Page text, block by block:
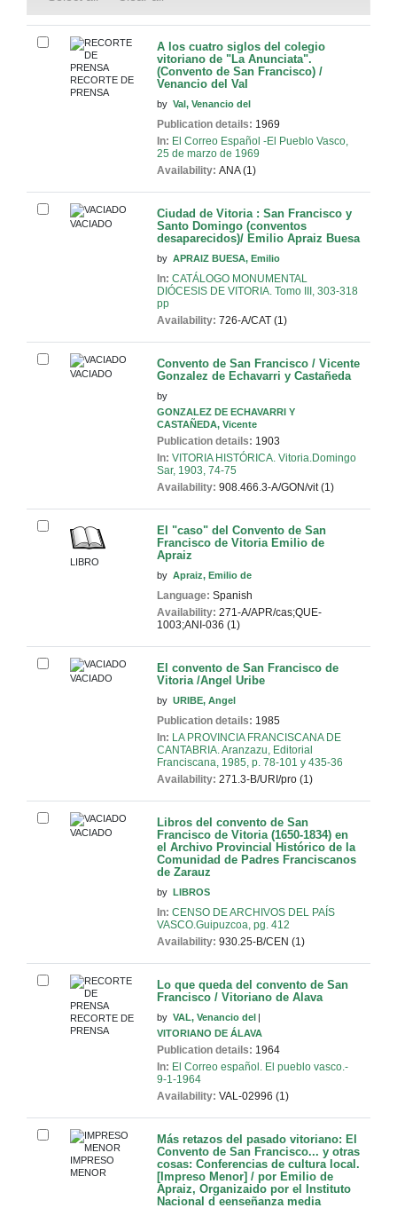
RECORTE DE
PRENSA
A los cuatro siglos del colegio
vitoriano de "La Anunciata".
(Convento de San Francisco) /
Venancio del Val
by Val, Venancio del
Publication details: 1969
In: El Correo Español -El Pueblo Vasco,
25 de marzo de 1969
Availability: ANA (1)
VACIADO
Ciudad de Vitoria : San Francisco y
Santo Domingo (conventos
desaparecidos)/ Emilio Apraiz Buesa
by APRAIZ BUESA, Emilio
In: CATÁLOGO MONUMENTAL
DIÓCESIS DE VITORIA. Tomo III, 303-318
pp
Availability: 726-A/CAT (1)
VACIADO
Convento de San Francisco / Vicente
Gonzalez de Echavarri y Castañeda
by
GONZALEZ DE ECHAVARRI Y
CASTAÑEDA, Vicente
Publication details: 1903
In: VITORIA HISTÓRICA. Vitoria.Domingo
Sar, 1903, 74-75
Availability: 908.466.3-A/GON/vit (1)
LIBRO
El "caso" del Convento de San
Francisco de Vitoria Emilio de
Apraiz
by Apraiz, Emilio de
Language: Spanish
Availability: 271-A/APR/cas;QUE-
1003;ANI-036 (1)
VACIADO
El convento de San Francisco de
Vitoria /Angel Uribe
by URIBE, Angel
Publication details: 1985
In: LA PROVINCIA FRANCISCANA DE
CANTABRIA. Aranzazu, Editorial
Franciscana, 1985, p. 78-101 y 435-36
Availability: 271.3-B/URI/pro (1)
VACIADO
Libros del convento de San
Francisco de Vitoria (1650-1834) en
el Archivo Provincial Histórico de la
Comunidad de Padres Franciscanos
de Zarauz
by LIBROS
In: CENSO DE ARCHIVOS DEL PAÍS
VASCO.Guipuzcoa, pg. 412
Availability: 930.25-B/CEN (1)
RECORTE DE
PRENSA
Lo que queda del convento de San
Francisco / Vitoriano de Alava
by VAL, Venancio del
VITORIANO DE ÁLAVA
Publication details: 1964
In: El Correo español. El pueblo vasco.-
9-1-1964
Availability: VAL-02996 (1)
IMPRESO
MENOR
Más retazos del pasado vitoriano: El
Convento de San Francisco... y otras
cosas: Conferencias de cultura local.
[Impreso Menor] / por Emilio de
Apraiz, Organizaido por el Instituto
Nacional d eenseñanza media